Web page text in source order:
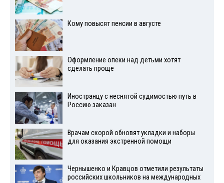
Кому повысят пенсии в августе
Оформление опеки над детьми хотят
сделать проще
Иностранцу с неснятой судимостью путь в
Россию заказан
Врачам скорой обновят укладки и наборы
для оказания экстренной помощи
Чернышенко и Кравцов отметили результаты
российских школьников на международных